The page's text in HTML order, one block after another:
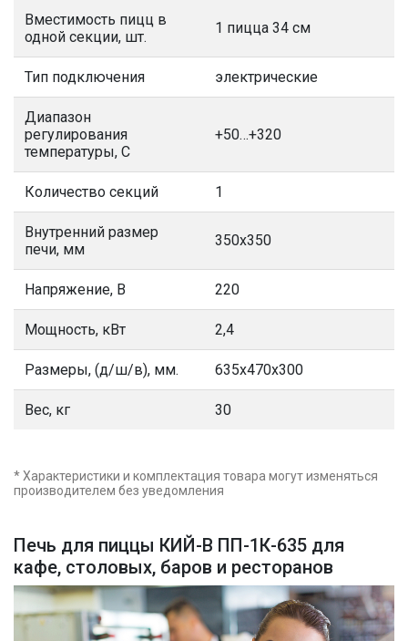
Печь для пиццы КИЙ-В ПП-1К-635 для
кафе, столовых, баров и ресторанов
Вместимость пицц в
одной секции, шт.
1 пицца 34 см
Тип подключения электрические
Диапазон
регулирования
температуры, С
+50…+320
Количество секций 1
Внутренний размер
печи, мм
350х350
Напряжение, В 220
Мощность, кВт 2,4
Размеры, (д/ш/в), мм. 635х470х300
Вес, кг 30
* Характеристики и комплектация товара могут изменяться
производителем без уведомления